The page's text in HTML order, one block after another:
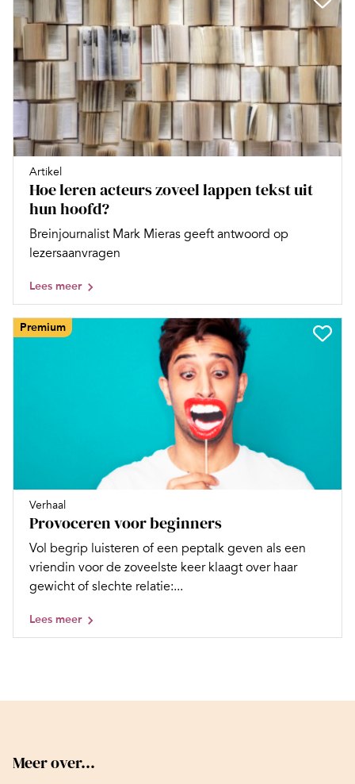
Artikel
Hoe leren acteurs zoveel lappen tekst uit
hun hoofd?
Breinjournalist Mark Mieras geeft antwoord op
lezersaanvragen
Lees meer
Premium
Verhaal
Provoceren voor beginners
Vol begrip luisteren of een peptalk geven als een
vriendin voor de zoveelste keer klaagt over haar
gewicht of slechte relatie:...
Lees meer
Meer over...